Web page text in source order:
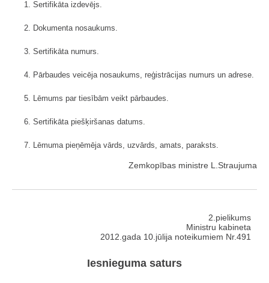
1. Sertifikāta izdevējs.
2. Dokumenta nosaukums.
3. Sertifikāta numurs.
4. Pārbaudes veicēja nosaukums, reģistrācijas numurs un adrese.
5. Lēmums par tiesībām veikt pārbaudes.
6. Sertifikāta piešķiršanas datums.
7. Lēmuma pieņēmēja vārds, uzvārds, amats, paraksts.
Zemkopības ministre L.Straujuma
2.pielikums
Ministru kabineta
2012.gada 10.jūlija noteikumiem Nr.491
Iesnieguma saturs